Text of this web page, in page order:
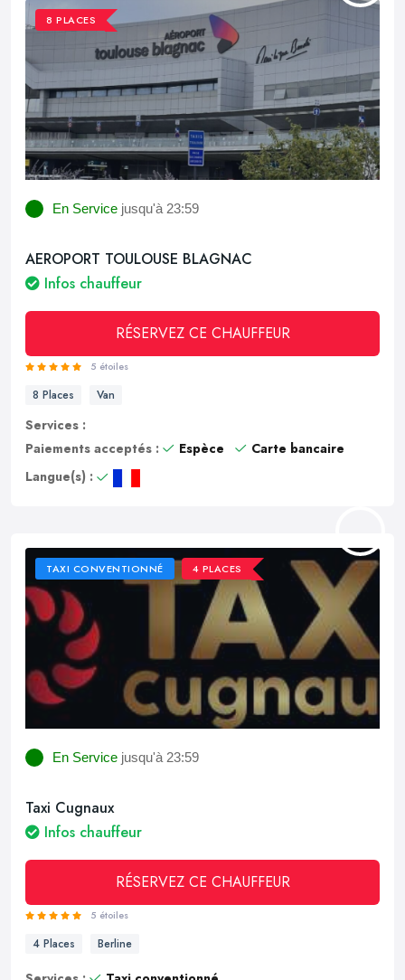
8 PLACES
En Service jusqu'à 23:59
AEROPORT TOULOUSE BLAGNAC
Infos chauffeur
RÉSERVEZ CE CHAUFFEUR
5 étoiles
8 Places Van
Services :
Paiements acceptés :
Espèce
Carte bancaire
Langue(s) :
TAXI CONVENTIONNÉ 4 PLACES
En Service jusqu'à 23:59
Taxi Cugnaux
Infos chauffeur
RÉSERVEZ CE CHAUFFEUR
5 étoiles
4 Places Berline